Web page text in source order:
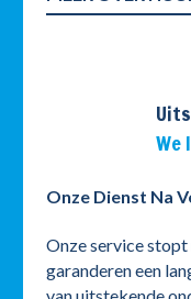
We
Onze Dienst Na
Onze service
garanderen een
van uitstekende